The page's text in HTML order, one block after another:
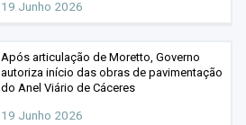
19 Junho 2026
Após articulação de Moretto, Governo
autoriza início das obras de pavimentação
do Anel Viário de Cáceres
19 Junho 2026